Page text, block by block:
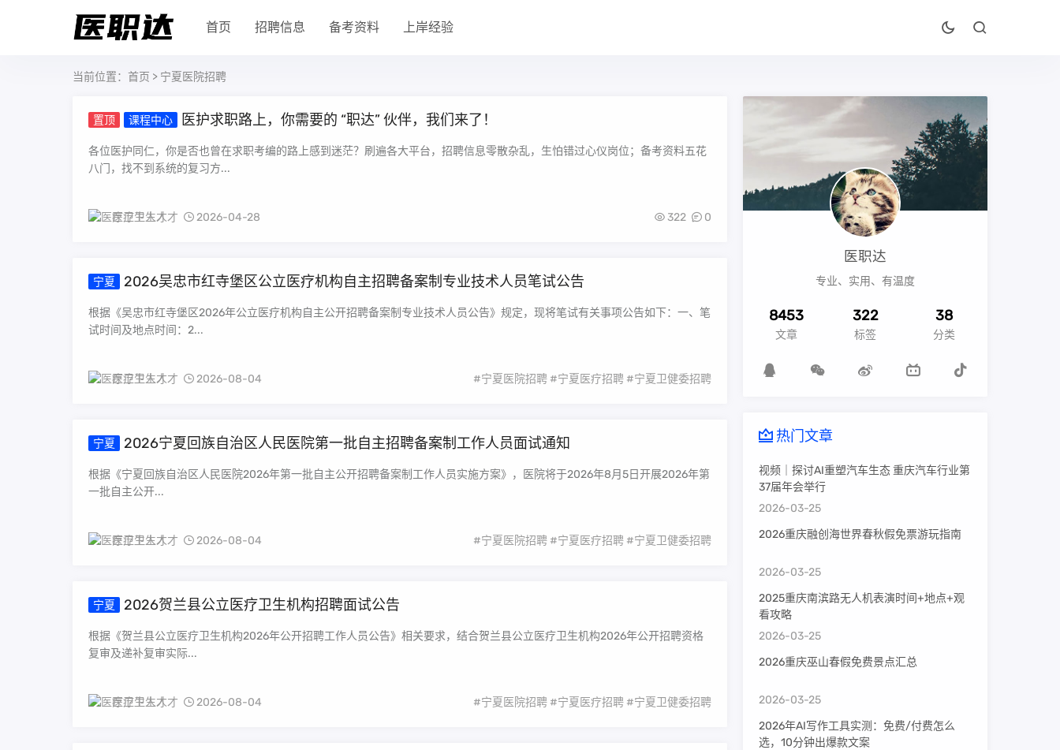
首页 招聘信息 备考资料 上岸经验
当前位置： 首页 > 宁夏医院招聘
置顶 课程中心 医护求职路上，你需要的 “职达” 伙伴，我们来了！
各位医护同仁，你是否也曾在求职考编的路上感到迷茫？刷遍各大平台，招聘信息零散杂乱，生怕错过心仪岗位；备考资料五花
八门，找不到系统的复习方...
医疗卫生人才 2026-04-28 322 0
宁夏 2026吴忠市红寺堡区公立医疗机构自主招聘备案制专业技术人员笔试公告
根据《吴忠市红寺堡区2026年公立医疗机构自主公开招聘备案制专业技术人员公告》规定，现将笔试有关事项公告如下：一、笔
试时间及地点时间：2...
医疗卫生人才 2026-08-04 #宁夏医院招聘 #宁夏医疗招聘 #宁夏卫健委招聘
宁夏 2026宁夏回族自治区人民医院第一批自主招聘备案制工作人员面试通知
根据《宁夏回族自治区人民医院2026年第一批自主公开招聘备案制工作人员实施方案》，医院将于2026年8月5日开展2026年第
一批自主公开...
医疗卫生人才 2026-08-04 #宁夏医院招聘 #宁夏医疗招聘 #宁夏卫健委招聘
宁夏 2026贺兰县公立医疗卫生机构招聘面试公告
根据《贺兰县公立医疗卫生机构2026年公开招聘工作人员公告》相关要求，结合贺兰县公立医疗卫生机构2026年公开招聘资格
复审及递补复审实际...
医疗卫生人才 2026-08-04 #宁夏医院招聘 #宁夏医疗招聘 #宁夏卫健委招聘
医职达
专业、实用、有温度
8453
文章
322
标签
38
分类
热门文章
视频｜探讨AI重塑汽车生态 重庆汽车行业第
37届年会举行
2026-03-25
2026重庆融创海世界春秋假免票游玩指南
2026-03-25
2025重庆南滨路无人机表演时间+地点+观
看攻略
2026-03-25
2026重庆巫山春假免费景点汇总
2026-03-25
2026年AI写作工具实测：免费/付费怎么
选，10分钟出爆款文案